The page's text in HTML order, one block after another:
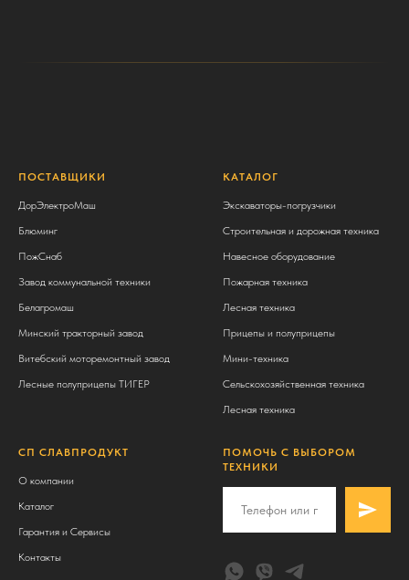
ПОСТАВЩИКИ
ДорЭлектроМаш
Блюминг
ПожСнаб
Завод коммунальной техники
Белагромаш
Минский тракторный завод
Витебский моторемонтный завод
Лесные полуприцепы ТИГЕР
КАТАЛОГ
Экскаваторы-погрузчики
Строительная и дорожная техника
Навесное оборудование
Пожарная техника
Лесная техника
Прицепы и полуприцепы
Мини-техника
Сельскохозяйственная техника
Лесная техника
СП СЛАВПРОДУКТ
О компании
Каталог
Гарантия и Сервисы
Контакты
ПОМОЧЬ С ВЫБОРОМ
ТЕХНИКИ